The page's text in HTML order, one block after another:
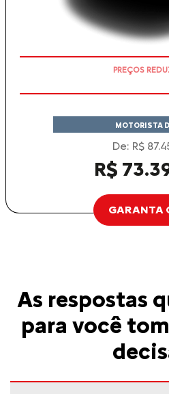
MOTORISTA
De: R$
R$
GARANTA
As respostas
para você